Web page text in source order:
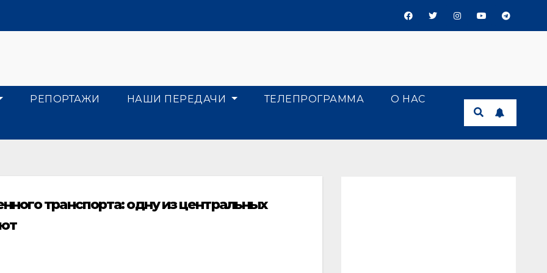
РЕПОРТАЖИ НАШИ ПЕРЕДАЧИ ТЕЛЕПРОГРАММА О НАС
транспорта: одну из центральных